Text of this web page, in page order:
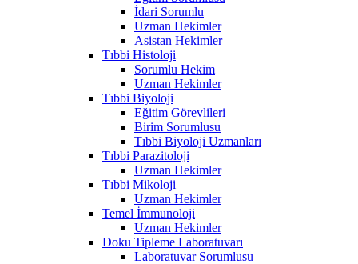
İdari Sorumlu
Uzman Hekimler
Asistan Hekimler
Tıbbi Histoloji
Sorumlu Hekim
Uzman Hekimler
Tıbbi Biyoloji
Eğitim Görevlileri
Birim Sorumlusu
Tıbbi Biyoloji Uzmanları
Tıbbi Parazitoloji
Uzman Hekimler
Tıbbi Mikoloji
Uzman Hekimler
Temel İmmunoloji
Uzman Hekimler
Doku Tipleme Laboratuvarı
Laboratuvar Sorumlusu